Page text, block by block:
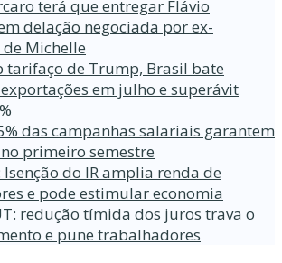
terá que entregar Flávio
delação negociada por ex-
Michelle
tarifaço de Trump, Brasil bate
em julho e superávit
das campanhas salariais garantem
primeiro semestre
Isenção do IR amplia renda de
e pode estimular economia
redução tímida dos juros trava o
e pune trabalhadores